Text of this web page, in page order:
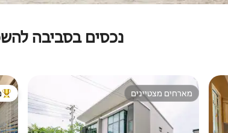
נכסים בסביבה
מארחים מצטיינים
מארחים מצטיינים